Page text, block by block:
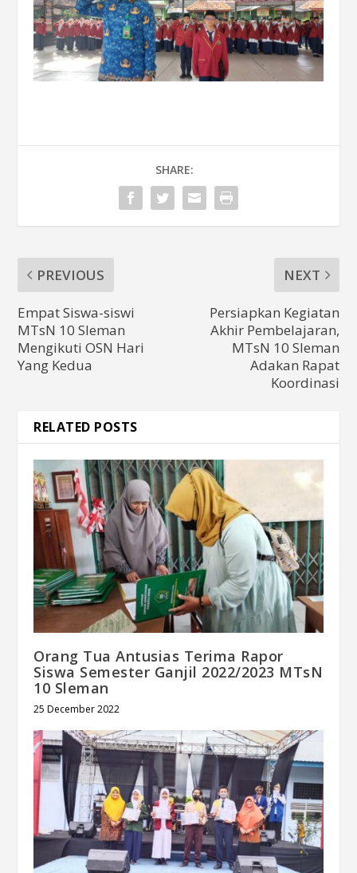
SHARE:
PREVIOUS
Empat Siswa-siswi
MTsN 10 Sleman
Mengikuti OSN Hari
Yang Kedua
NEXT
Persiapkan Kegiatan
Akhir Pembelajaran,
MTsN 10 Sleman
Adakan Rapat
Koordinasi
RELATED POSTS
Orang Tua Antusias Terima Rapor
Siswa Semester Ganjil 2022/2023 MTsN
10 Sleman
25 December 2022